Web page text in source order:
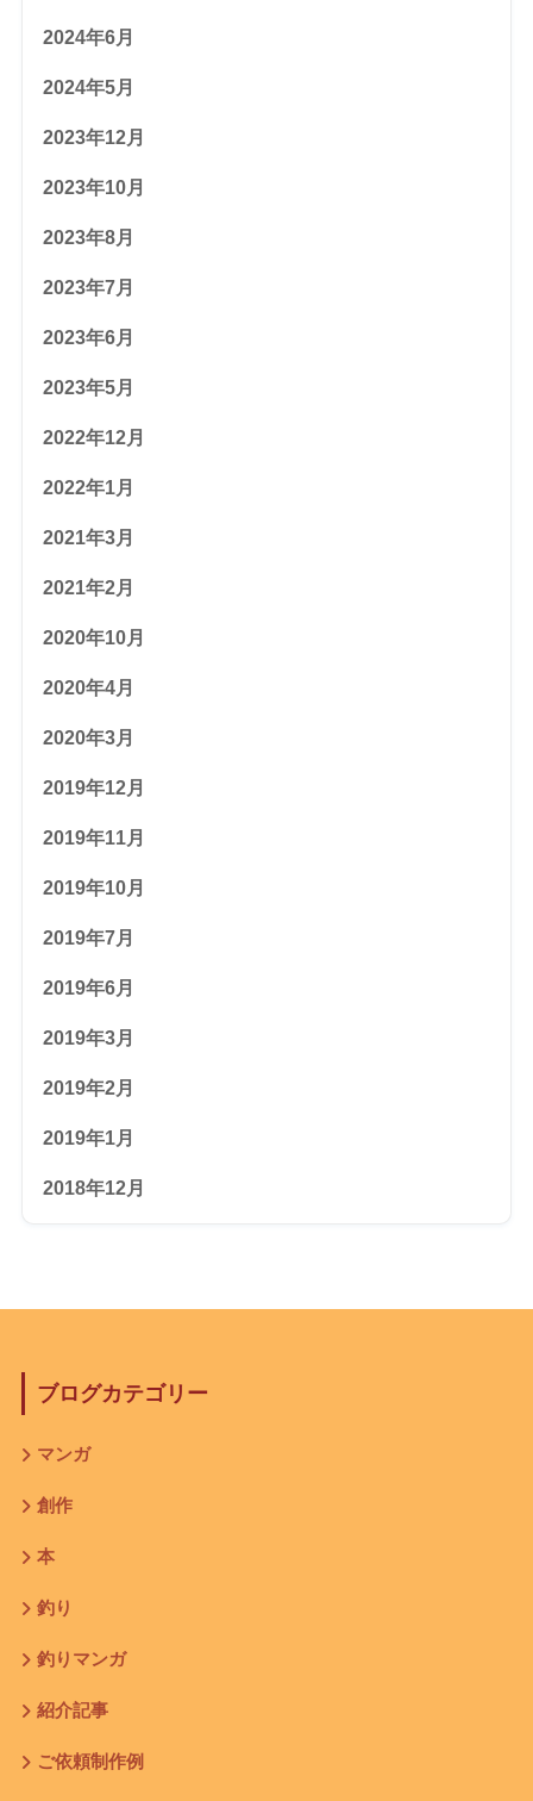
2024年6月
2024年5月
2023年12月
2023年10月
2023年8月
2023年7月
2023年6月
2023年5月
2022年12月
2022年1月
2021年3月
2021年2月
2020年10月
2020年4月
2020年3月
2019年12月
2019年11月
2019年10月
2019年7月
2019年6月
2019年3月
2019年2月
2019年1月
2018年12月
ブログカテゴリー
マンガ
創作
本
釣り
釣りマンガ
紹介記事
ご依頼制作例